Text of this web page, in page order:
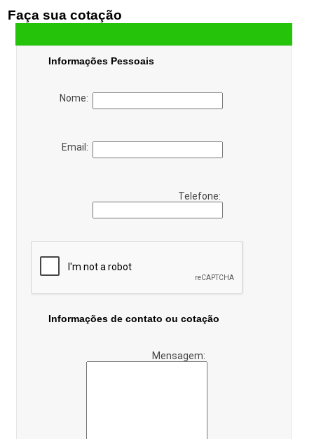
Faça sua cotação
Informações Pessoais
Nome:
Email:
Telefone:
Informações de contato ou cotação
Mensagem: